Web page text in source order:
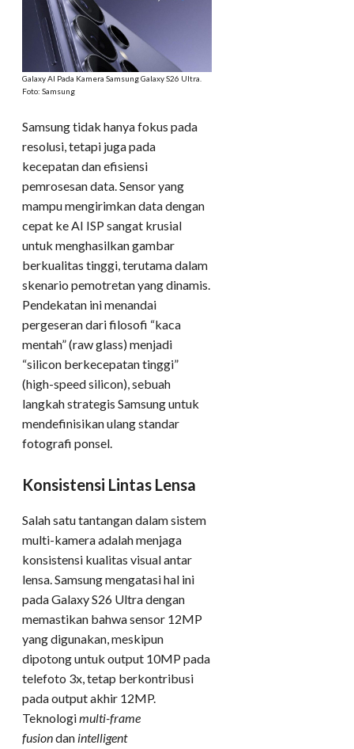
Galaxy AI Pada Kamera Samsung Galaxy S26 Ultra.
Foto: Samsung
Samsung tidak hanya fokus pada
resolusi, tetapi juga pada
kecepatan dan efisiensi
pemrosesan data. Sensor yang
mampu mengirimkan data dengan
cepat ke AI ISP sangat krusial
untuk menghasilkan gambar
berkualitas tinggi, terutama dalam
skenario pemotretan yang dinamis.
Pendekatan ini menandai
pergeseran dari filosofi “kaca
mentah” (raw glass) menjadi
“silicon berkecepatan tinggi”
(high-speed silicon), sebuah
langkah strategis Samsung untuk
mendefinisikan ulang standar
fotografi ponsel.
Konsistensi Lintas Lensa
Salah satu tantangan dalam sistem
multi-kamera adalah menjaga
konsistensi kualitas visual antar
lensa. Samsung mengatasi hal ini
pada Galaxy S26 Ultra dengan
memastikan bahwa sensor 12MP
yang digunakan, meskipun
dipotong untuk output 10MP pada
telefoto 3x, tetap berkontribusi
pada output akhir 12MP.
Teknologimulti-frame
fusiondan intelligent